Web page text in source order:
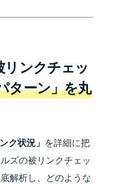
リンクチェッ
ターン」を丸
ク状況」 を詳細に把
ズの被リンクチェッ
解析し、どのような